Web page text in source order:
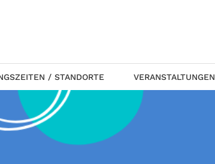
/ STANDORTE VERANSTALTUNGEN